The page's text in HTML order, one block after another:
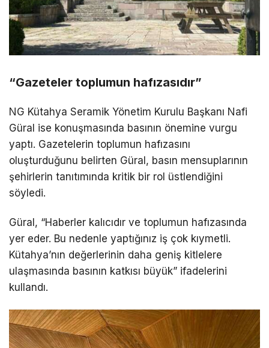
“Gazeteler toplumun hafızasıdır”
NG Kütahya Seramik Yönetim Kurulu Başkanı Nafi
Güral ise konuşmasında basının önemine vurgu
yaptı. Gazetelerin toplumun hafızasını
oluşturduğunu belirten Güral, basın mensuplarının
şehirlerin tanıtımında kritik bir rol üstlendiğini
söyledi.
Güral, “Haberler kalıcıdır ve toplumun hafızasında
yer eder. Bu nedenle yaptığınız iş çok kıymetli.
Kütahya’nın değerlerinin daha geniş kitlelere
ulaşmasında basının katkısı büyük” ifadelerini
kullandı.